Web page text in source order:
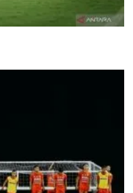
sebelum libur Nyepi